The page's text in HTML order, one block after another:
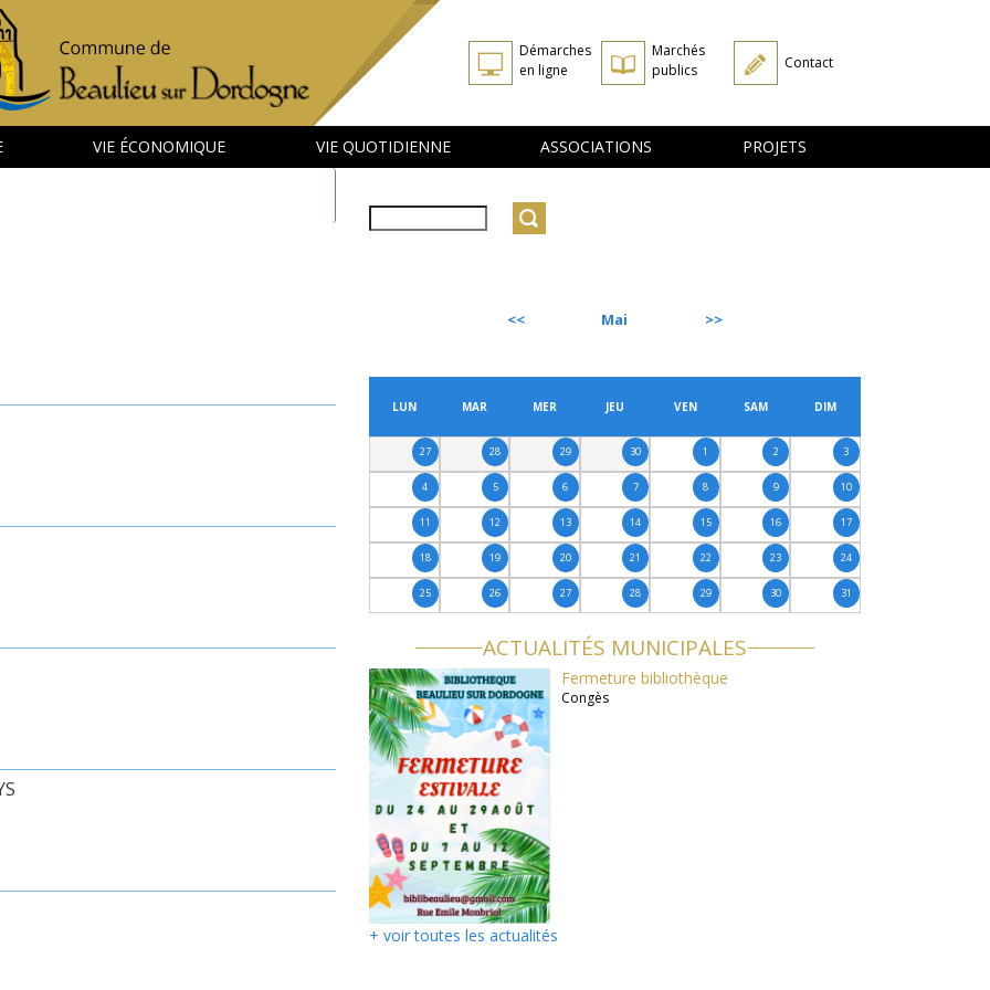
Démarches
en ligne
Marchés
publics
Contact
VIE ÉCONOMIQUE VIE QUOTIDIENNE ASSOCIATIONS PROJETS
Mai
LUN MAR MER JEU VEN SAM DIM
27 28 29 30 1 2 3
4 5 6 7 8 9 10
11 12 13 14 15 16 17
18 19 20 21 22 23 24
25 26 27 28 29 30 31
ACTUALITÉS MUNICIPALES
Fermeture bibliothèque
Congès
+ voir toutes les actualités